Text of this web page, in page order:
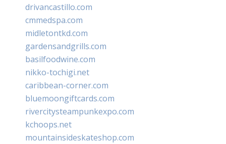
drivancastillo.com
cmmedspa.com
midletontkd.com
gardensandgrills.com
basilfoodwine.com
nikko-tochigi.net
caribbean-corner.com
bluemoongiftcards.com
rivercitysteampunkexpo.com
kchoops.net
mountainsideskateshop.com